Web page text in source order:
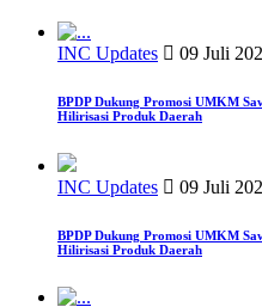
INC Updates 09 Juli
BPDP Dukung Promosi UMKM
Hilirisasi Produk Daerah
INC Updates 09 Juli
BPDP Dukung Promosi UMKM
Hilirisasi Produk Daerah